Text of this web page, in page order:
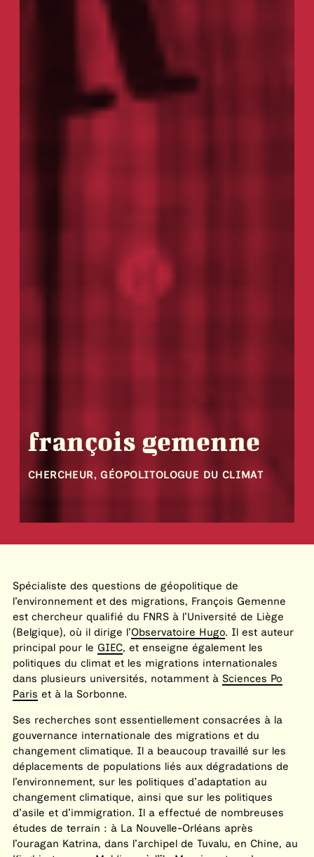
françois gemenne
CHERCHEUR, GÉOPOLITOLOGUE DU CLIMAT
Spécialiste des questions de géopolitique de
l’environnement et des migrations, François Gemenne
est chercheur qualifié du FNRS à l’Université de Liège
(Belgique), où il dirige l’Observatoire Hugo. Il est auteur
principal pour le GIEC, et enseigne également les
politiques du climat et les migrations internationales
dans plusieurs universités, notamment à Sciences Po
Paris et à la Sorbonne.
Ses recherches sont essentiellement consacrées à la
gouvernance internationale des migrations et du
changement climatique. Il a beaucoup travaillé sur les
déplacements de populations liés aux dégradations de
l’environnement, sur les politiques d’adaptation au
changement climatique, ainsi que sur les politiques
d’asile et d’immigration. Il a effectué de nombreuses
études de terrain : à La Nouvelle-Orléans après
l’ouragan Katrina, dans l’archipel de Tuvalu, en Chine, au